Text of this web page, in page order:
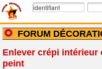
FORUM
Enlever crépi intérieur
peint